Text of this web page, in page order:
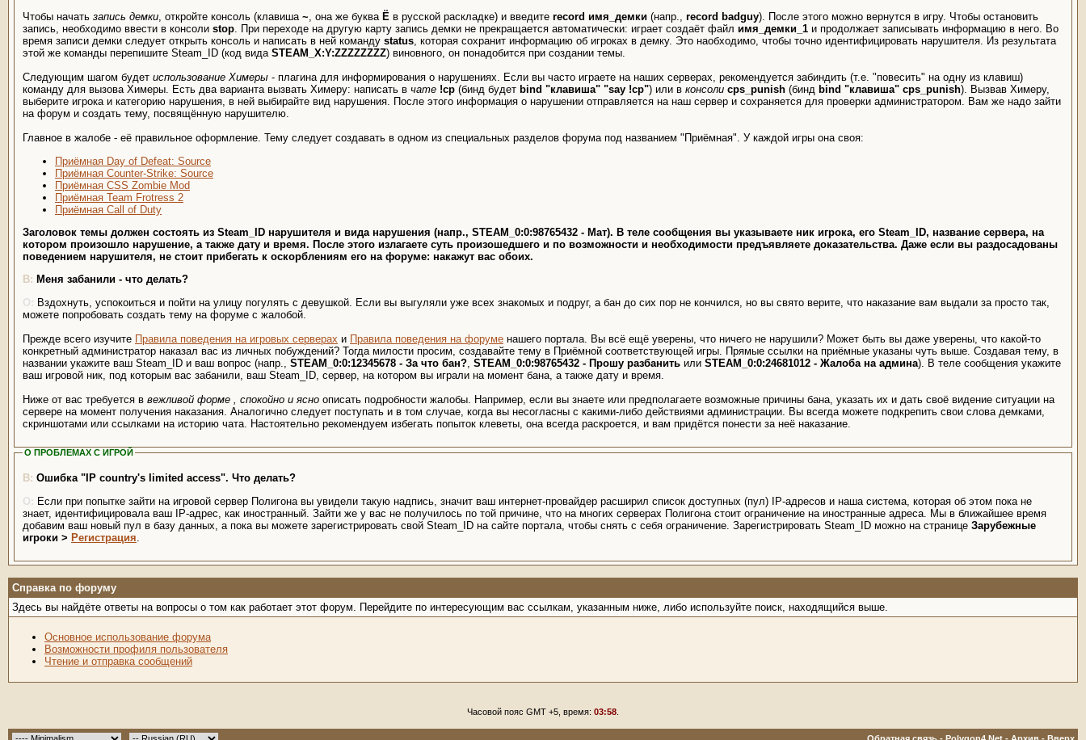
Чтобы начать запись демки, откройте консоль (клавиша ~, она же буква Ё в русской раскладке) и введите record имя_демки (напр., record badguy). После этого можно вернутся в игру. Чтобы остановить
запись, необходимо ввести в консоли stop. При переходе на другую карту запись демки не прекращается автоматически: играет создаёт файл имя_демки_1 и продолжает записывать информацию в него. Во
время записи демки следует открыть консоль и написать в ней команду status, которая сохранит информацию об игроках в демку. Это наобходимо, чтобы точно идентифицировать нарушителя. Из результата
этой же команды перепишите Steam_ID (код вида STEAM_X:Y:ZZZZZZZZ) виновного, он понадобится при создании темы.
Следующим шагом будет использование Химеры - плагина для информирования о нарушениях. Если вы часто играете на наших серверах, рекомендуется забиндить (т.е. "повесить" на одну из клавиш)
команду для вызова Химеры. Есть два варианта вызвать Химеру: написать в чате !cp (бинд будет bind "клавиша" "say !cp") или в консоли cps_punish (бинд bind "клавиша" cps_punish). Вызвав Химеру,
выберите игрока и категорию нарушения, в ней выбирайте вид нарушения. После этого информация о нарушении отправляется на наш сервер и сохраняется для проверки администратором. Вам же надо зайти
на форум и создать тему, посвящённую нарушителю.
Главное в жалобе - её правильное оформление. Тему следует создавать в одном из специальных разделов форума под названием "Приёмная". У каждой игры она своя:
Приёмная Day of Defeat: Source
Приёмная Counter-Strike: Source
Приёмная CSS Zombie Mod
Приёмная Team Frotress 2
Приёмная Call of Duty
Заголовок темы должен состоять из Steam_ID нарушителя и вида нарушения (напр., STEAM_0:0:98765432 - Мат). В теле сообщения вы указываете ник игрока, его Steam_ID, название сервера, на
котором произошло нарушение, а также дату и время. После этого излагаете суть произошедшего и по возможности и необходимости предъявляете доказательства. Даже если вы раздосадованы
поведением нарушителя, не стоит прибегать к оскорблениям его на форуме: накажут вас обоих.
Меня забанили - что делать?
Вздохнуть, успокоиться и пойти на улицу погулять с девушкой. Если вы выгуляли уже всех знакомых и подруг, а бан до сих пор не кончился, но вы свято верите, что наказание вам выдали за просто так,
можете попробовать создать тему на форуме с жалобой.
Прежде всего изучите Правила поведения на игровых серверах и Правила поведения на форуме нашего портала. Вы всё ещё уверены, что ничего не нарушили? Может быть вы даже уверены, что какой-то
конкретный администратор наказал вас из личных побуждений? Тогда милости просим, создавайте тему в Приёмной соответствующей игры. Прямые ссылки на приёмные указаны чуть выше. Создавая тему, в
названии укажите ваш Steam_ID и ваш вопрос (напр., STEAM_0:0:12345678 - За что бан? STEAM_0:0:98765432 - Прошу разбанить или STEAM_0:0:24681012 - Жалоба на админа). В теле сообщения укажите
ваш игровой ник, под которым вас забанили, ваш Steam_ID, сервер, на котором вы играли на момент бана, а также дату и время.
Ниже от вас требуется в вежливой форме , спокойно и ясно описать подробности жалобы. Например, если вы знаете или предполагаете возможные причины бана, указать их и дать своё видение ситуации на
сервере на момент получения наказания. Аналогично следует поступать и в том случае, когда вы несогласны с какими-либо действиями администрации. Вы всегда можете подкрепить свои слова демками,
скриншотами или ссылками на историю чата. Настоятельно рекомендуем избегать попыток клеветы, она всегда раскроется, и вам придётся понести за неё наказание.
О ПРОБЛЕМАХ С ИГРОЙ
Ошибка "IP country's limited access". Что делать?
Если при попытке зайти на игровой сервер Полигона вы увидели такую надпись, значит ваш интернет-провайдер расширил список доступных (пул) IP-адресов и наша система, которая об этом пока не
знает, идентифицировала ваш IP-адрес, как иностранный. Зайти же у вас не получилось по той причине, что на многих серверах Полигона стоит ограничение на иностранные адреса. Мы в ближайшее время
добавим ваш новый пул в базу данных, а пока вы можете зарегистрировать свой Steam_ID на сайте портала, чтобы снять с себя ограничение. Зарегистрировать Steam_ID можно на странице Зарубежные
игроки > Регистрация
Справка по форуму
Здесь вы найдёте ответы на вопросы о том как работает этот форум. Перейдите по интересующим вас ссылкам, указанным ниже, либо используйте поиск, находящийся выше.
Основное использование форума
Возможности профиля пользователя
Чтение и отправка сообщений
Часовой пояс GMT +5, время: 03:58